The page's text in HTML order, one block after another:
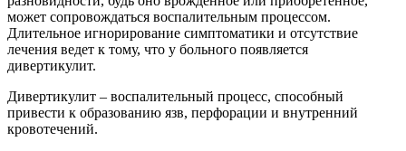
может сопровождаться воспалительным процессом.
Длительное игнорирование симптоматики и отсутствие
лечения ведет к тому, что у больного появляется
дивертикулит.
Дивертикулит – воспалительный процесс, способный
привести к образованию язв, перфорации и внутренний
кровотечений.